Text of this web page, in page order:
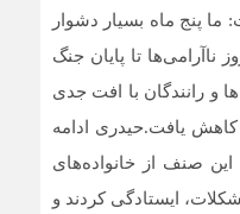
ما پنج ماه بسیار دشوار
تا پایان جنگ
و رانندگان با افت جدی
یافت.حیدری ادامه
صنف از خانواده‌های
ایستادگی کردند و